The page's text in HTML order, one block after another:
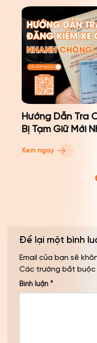
Hướng Dẫn Tra
Bị Tạm Giữ Mới
Xem ngay
Để lại một bình
Email của bạn sẽ
Các trường bắt
Bình luận *